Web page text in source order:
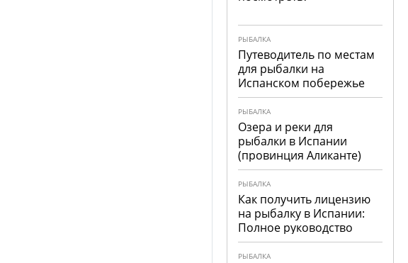
РЫБАЛКА
Путеводитель по местам
для рыбалки на
Испанском побережье
РЫБАЛКА
Озера и реки для
рыбалки в Испании
(провинция Аликанте)
РЫБАЛКА
Как получить лицензию
на рыбалку в Испании:
Полное руководство
РЫБАЛКА